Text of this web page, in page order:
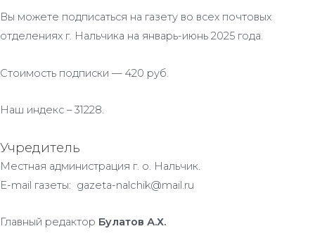
Вы можете подписаться на газету во всех почтовых
отделениях г. Нальчика на январь-июнь 2025 года.
Стоимость подписки — 420 руб.
Наш индекс – 31228.
Учредитель
Местная администрация г. о. Нальчик.
E-mail газеты: gazeta-nalchik@mail.ru
Главный редактор Булатов А.Х.